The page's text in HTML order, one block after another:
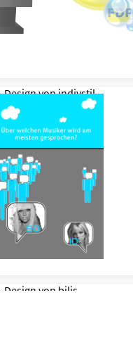
Design vonindivstil
Design von bilis